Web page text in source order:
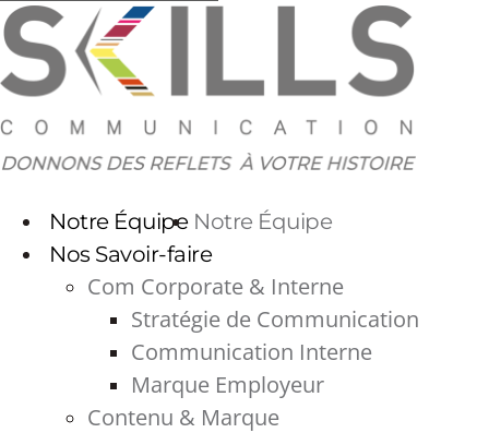
Aller
au
contenu
Notre Équipe
Nos Savoir-faire
Com Corporate & Interne
Stratégie de Communication
Communication Interne
Marque Employeur
Contenu & Marque
Notre Équipe